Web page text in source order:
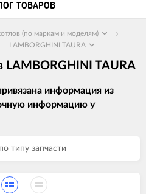
ТОВАРОВ
(по маркам и моделям)
LAMBORGHINI TAURA
LAMBORGHINI TAURA
информация из
информацию у
типу запчасти